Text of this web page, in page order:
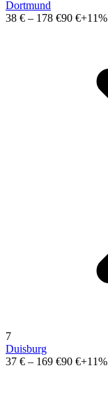
Dortmund
38 € – 178 €90 €+11%
7
Duisburg
37 € – 169 €90 €+11%